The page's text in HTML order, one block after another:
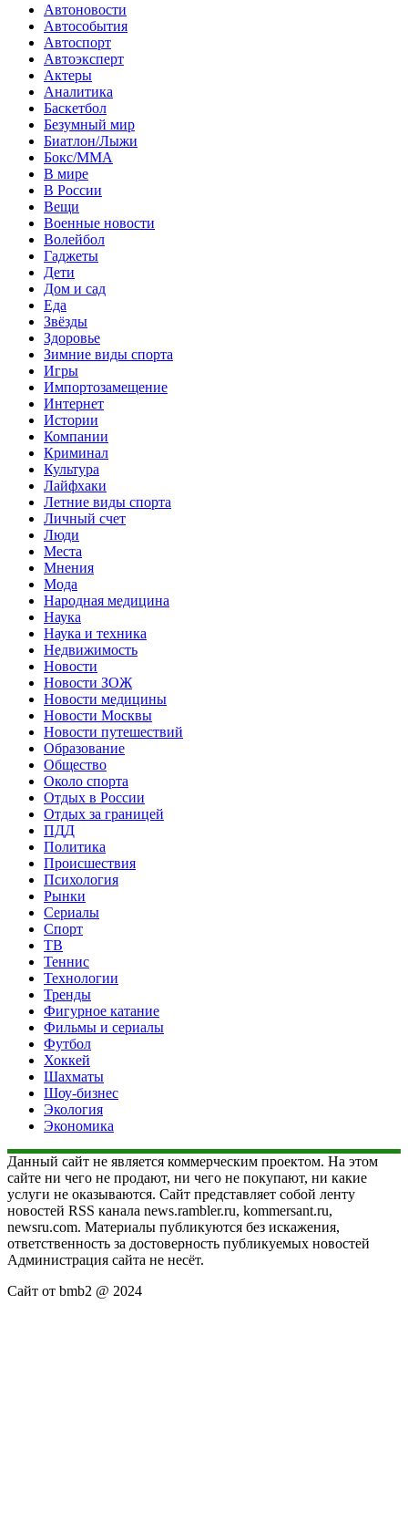
Автоновости
Автособытия
Автоспорт
Автоэксперт
Актеры
Аналитика
Баскетбол
Безумный мир
Биатлон/Лыжи
Бокс/MMA
В мире
В России
Вещи
Военные новости
Волейбол
Гаджеты
Дети
Дом и сад
Еда
Звёзды
Здоровье
Зимние виды спорта
Игры
Импортозамещение
Интернет
Истории
Компании
Криминал
Культура
Лайфхаки
Летние виды спорта
Личный счет
Люди
Места
Мнения
Мода
Народная медицина
Наука
Наука и техника
Недвижимость
Новости
Новости ЗОЖ
Новости медицины
Новости Москвы
Новости путешествий
Образование
Общество
Около спорта
Отдых в России
Отдых за границей
ПДД
Политика
Происшествия
Психология
Рынки
Сериалы
Спорт
ТВ
Теннис
Технологии
Тренды
Фигурное катание
Фильмы и сериалы
Футбол
Хоккей
Шахматы
Шоу-бизнес
Экология
Экономика
Данный сайт не является коммерческим проектом. На этом
сайте ни чего не продают, ни чего не покупают, ни какие
услуги не оказываются. Сайт представляет собой ленту
новостей RSS канала news.rambler.ru, kommersant.ru,
newsru.com. Материалы публикуются без искажения,
ответственность за достоверность публикуемых новостей
Администрация сайта не несёт.
Сайт от bmb2 @ 2024